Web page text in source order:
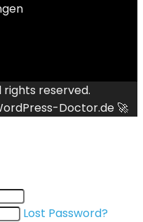
rights reserved.
Doctor.de 🚀
Lost Password?